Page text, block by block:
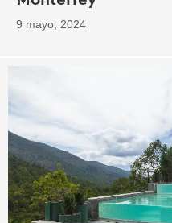
9 mayo, 2024